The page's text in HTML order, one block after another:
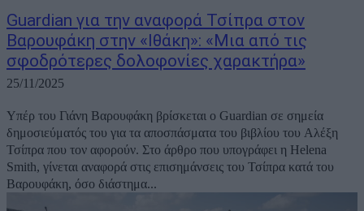
Guardian για την αναφορά Τσίπρα στον
Βαρουφάκη στην «Ιθάκη»: «Μια από τις
σφοδρότερες δολοφονίες χαρακτήρα»
25/11/2025
Υπέρ του Γιάνη Βαρουφάκη βρίσκεται ο Guardian σε σημεία
δημοσιεύματός του για τα αποσπάσματα του βιβλίου του Αλέξη
Τσίπρα που τον αφορούν. Στο άρθρο που υπογράφει η Helena
Smith, γίνεται αναφορά στις επισημάνσεις του Τσίπρα κατά του
Βαρουφάκη, όσο διάστημα...